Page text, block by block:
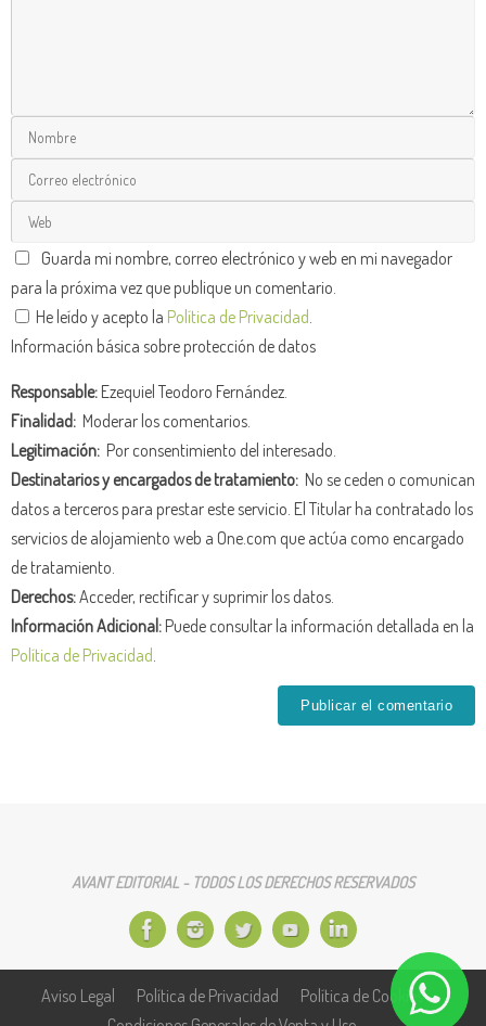
Guarda mi nombre, correo electrónico y web en mi navegador
para la próxima vez que publique un comentario.
He leído y acepto la Política de Privacidad
Información básica sobre protección de datos
Responsable:Ezequiel Teodoro Fernández.
Finalidad: Moderar los comentarios.
Legitimación: Por consentimiento del interesado.
Destinatarios y encargados de tratamiento: No se ceden o comunican
datos a terceros para prestar este servicio. El Titular ha contratado los
servicios de alojamiento web a One.com que actúa como encargado
de tratamiento.
Derechos:Acceder, rectificar y suprimir los datos.
Información Adicional:Puede consultar la información detallada en la
Política de Privacidad
AVANT EDITORIAL - TODOS LOS DERECHOS RESERVADOS
Aviso Legal Política de Privacidad
Política de Cookies